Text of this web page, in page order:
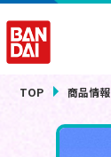
TOP 商品情報